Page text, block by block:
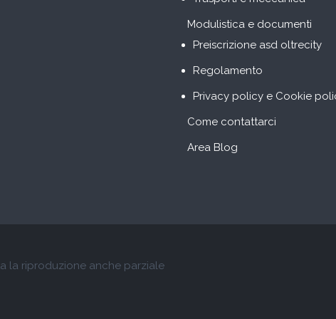
Modulistica e documenti
Preiscrizione asd oltrecity
Regolamento
Privacy policy e Cookie
Come contattarci
Area Blog
la riproduzione anche parziale